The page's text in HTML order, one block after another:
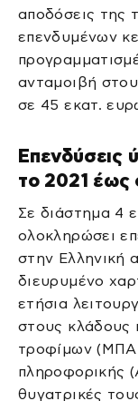
αποδόσεις της
επενδυμένων
ανταμοιβή
σε 45 εκατ.
Επενδύσεις
το 2021 έως
Σε διάστημα 4
ολοκληρώσει
στην Ελληνική
διευρυμένο
ετήσια
στους κλάδους
τροφίμων
πληροφορικής
θυγατρικές